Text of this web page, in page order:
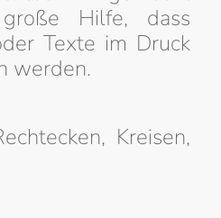
Hilfe, dass
Texte im Druck
werden.
Kreisen,